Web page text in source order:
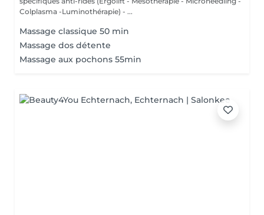
Colplasma -Luminothérapie) - ...
Massage classique 50 min
Massage dos détente
Massage aux pochons 55min